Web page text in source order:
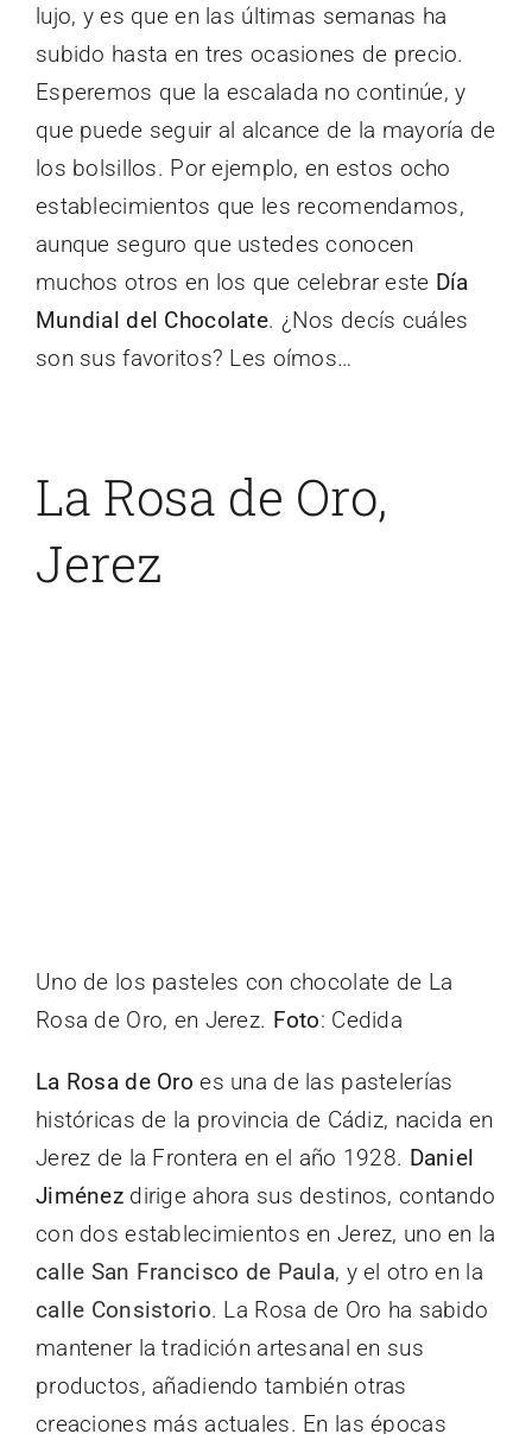
lujo, y es que en las últimas semanas ha
subido hasta en tres ocasiones de precio.
Esperemos que la escalada no continúe, y
que puede seguir al alcance de la mayoría de
los bolsillos. Por ejemplo, en estos ocho
establecimientos que les recomendamos,
aunque seguro que ustedes conocen
muchos otros en los que celebrar este Día
Mundial del Chocolate. ¿Nos decís cuáles
son sus favoritos? Les oímos…
La Rosa de Oro,
Jerez
Uno de los pasteles con chocolate de La
Rosa de Oro, en Jerez. Foto: Cedida
La Rosa de Oro es una de las pastelerías
históricas de la provincia de Cádiz, nacida en
Jerez de la Frontera en el año 1928. Daniel
Jiménez dirige ahora sus destinos, contando
con dos establecimientos en Jerez, uno en la
calle San Francisco de Paula, y el otro en la
calle Consistorio. La Rosa de Oro ha sabido
mantener la tradición artesanal en sus
productos, añadiendo también otras
creaciones más actuales. En las épocas